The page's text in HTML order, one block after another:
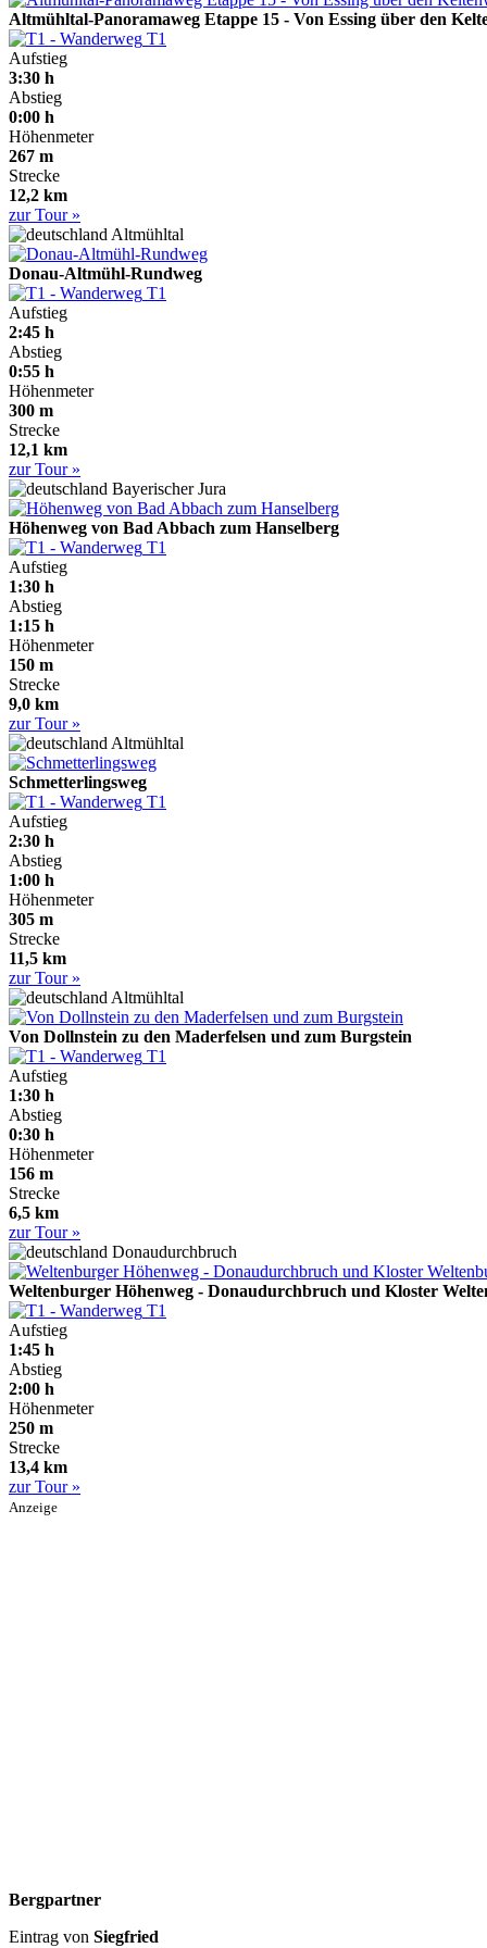
Altmühltal-Panoramaweg Etappe 15 - Von Essing über den
T1
Aufstieg
3:30 h
Abstieg
0:00 h
Höhenmeter
267 m
Strecke
12,2 km
zur Tour »
Altmühltal
Donau-Altmühl-Rundweg
T1
Aufstieg
2:45 h
Abstieg
0:55 h
Höhenmeter
300 m
Strecke
12,1 km
zur Tour »
Bayerischer Jura
Höhenweg von Bad Abbach zum Hanselberg
T1
Aufstieg
1:30 h
Abstieg
1:15 h
Höhenmeter
150 m
Strecke
9,0 km
zur Tour »
Altmühltal
Schmetterlingsweg
T1
Aufstieg
2:30 h
Abstieg
1:00 h
Höhenmeter
305 m
Strecke
11,5 km
zur Tour »
Altmühltal
Von Dollnstein zu den Maderfelsen und zum Burgstein
T1
Aufstieg
1:30 h
Abstieg
0:30 h
Höhenmeter
156 m
Strecke
6,5 km
zur Tour »
Donaudurchbruch
Weltenburger Höhenweg - Donaudurchbruch und Kloster
T1
Aufstieg
1:45 h
Abstieg
2:00 h
Höhenmeter
250 m
Strecke
13,4 km
zur Tour »
Anzeige
Bergpartner
Eintrag von Siegfried